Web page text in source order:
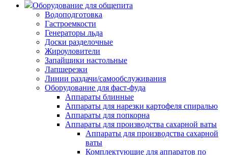
Оборудование для общепита
Водоподготовка
Гастроемкости
Генераторы льда
Доски разделочные
Жироуловители
Запайщики настольные
Лапшерезки
Линии раздачи/самообслуживания
Оборудование для фаст-фуда
Аппараты блинные
Аппараты для нарезки картофеля спиралью
Аппараты для попкорна
Аппараты для производства сахарной ваты
Аппараты для производства сахарной
ваты
Комплектующие для аппаратов по